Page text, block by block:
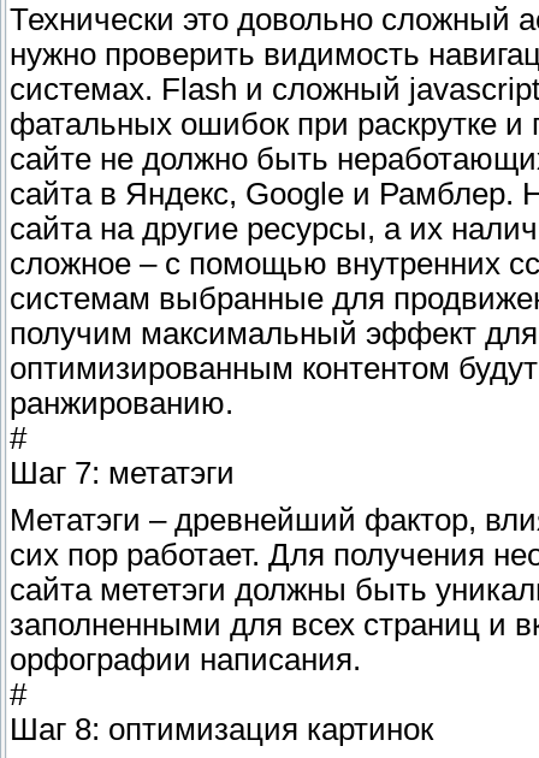
Технически это довольно сложный
нужно проверить видимость
системах. Flash и сложный
фатальных ошибок при раскрутке и
сайте не должно быть
сайта в Яндекс, Google и Рамблер.
сайта на другие ресурсы, а их
сложное – с помощью внутренних
системам выбранные для
получим максимальный эффект
оптимизированным контентом
ранжированию.
#
Шаг 7: метатэги
Метатэги – древнейший фактор,
сих пор работает. Для получения
сайта мететэги должны быть
заполненными для всех страниц и
орфографии написания.
#
Шаг 8: оптимизация картинок